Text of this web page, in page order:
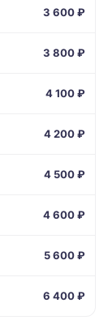
3 600 ₽
3 800 ₽
4 100 ₽
4 200 ₽
4 500 ₽
4 600 ₽
5 600 ₽
6 400 ₽